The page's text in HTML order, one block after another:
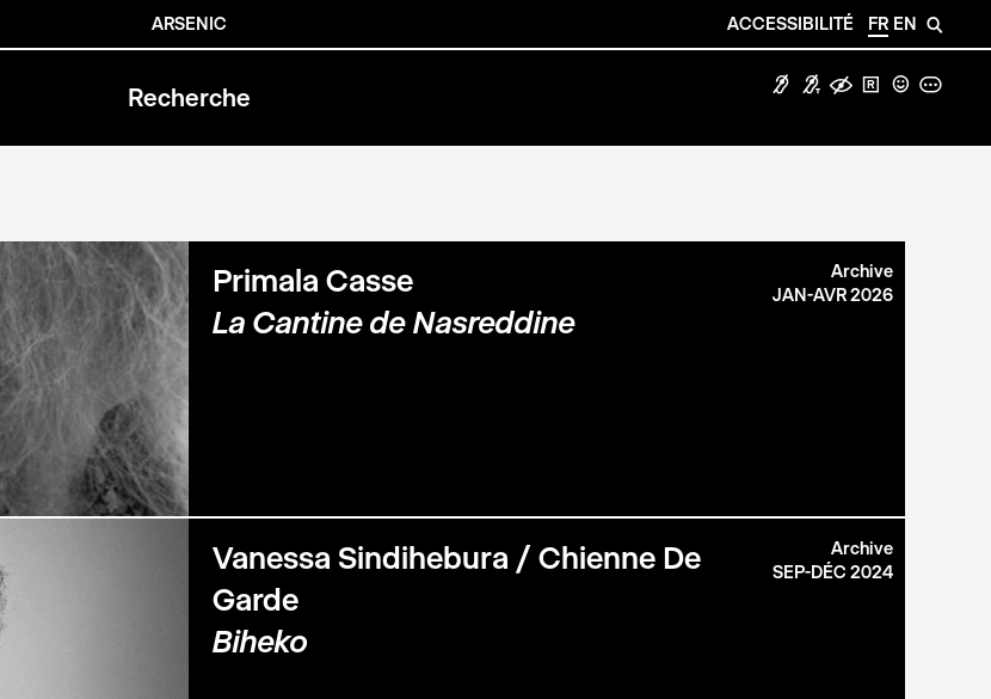
ARSENIC ACCESSIBILITÉ FR EN 🔎
F G E H C A
Primala Casse
La Cantine de Nasreddine
Archive
JAN-AVR 2026
Vanessa Sindihebura / Chienne De
Garde
Biheko
Archive
SEP-DÉC 2024